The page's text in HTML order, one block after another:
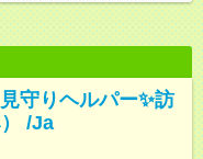
守りヘルパー✨訪
/Ja